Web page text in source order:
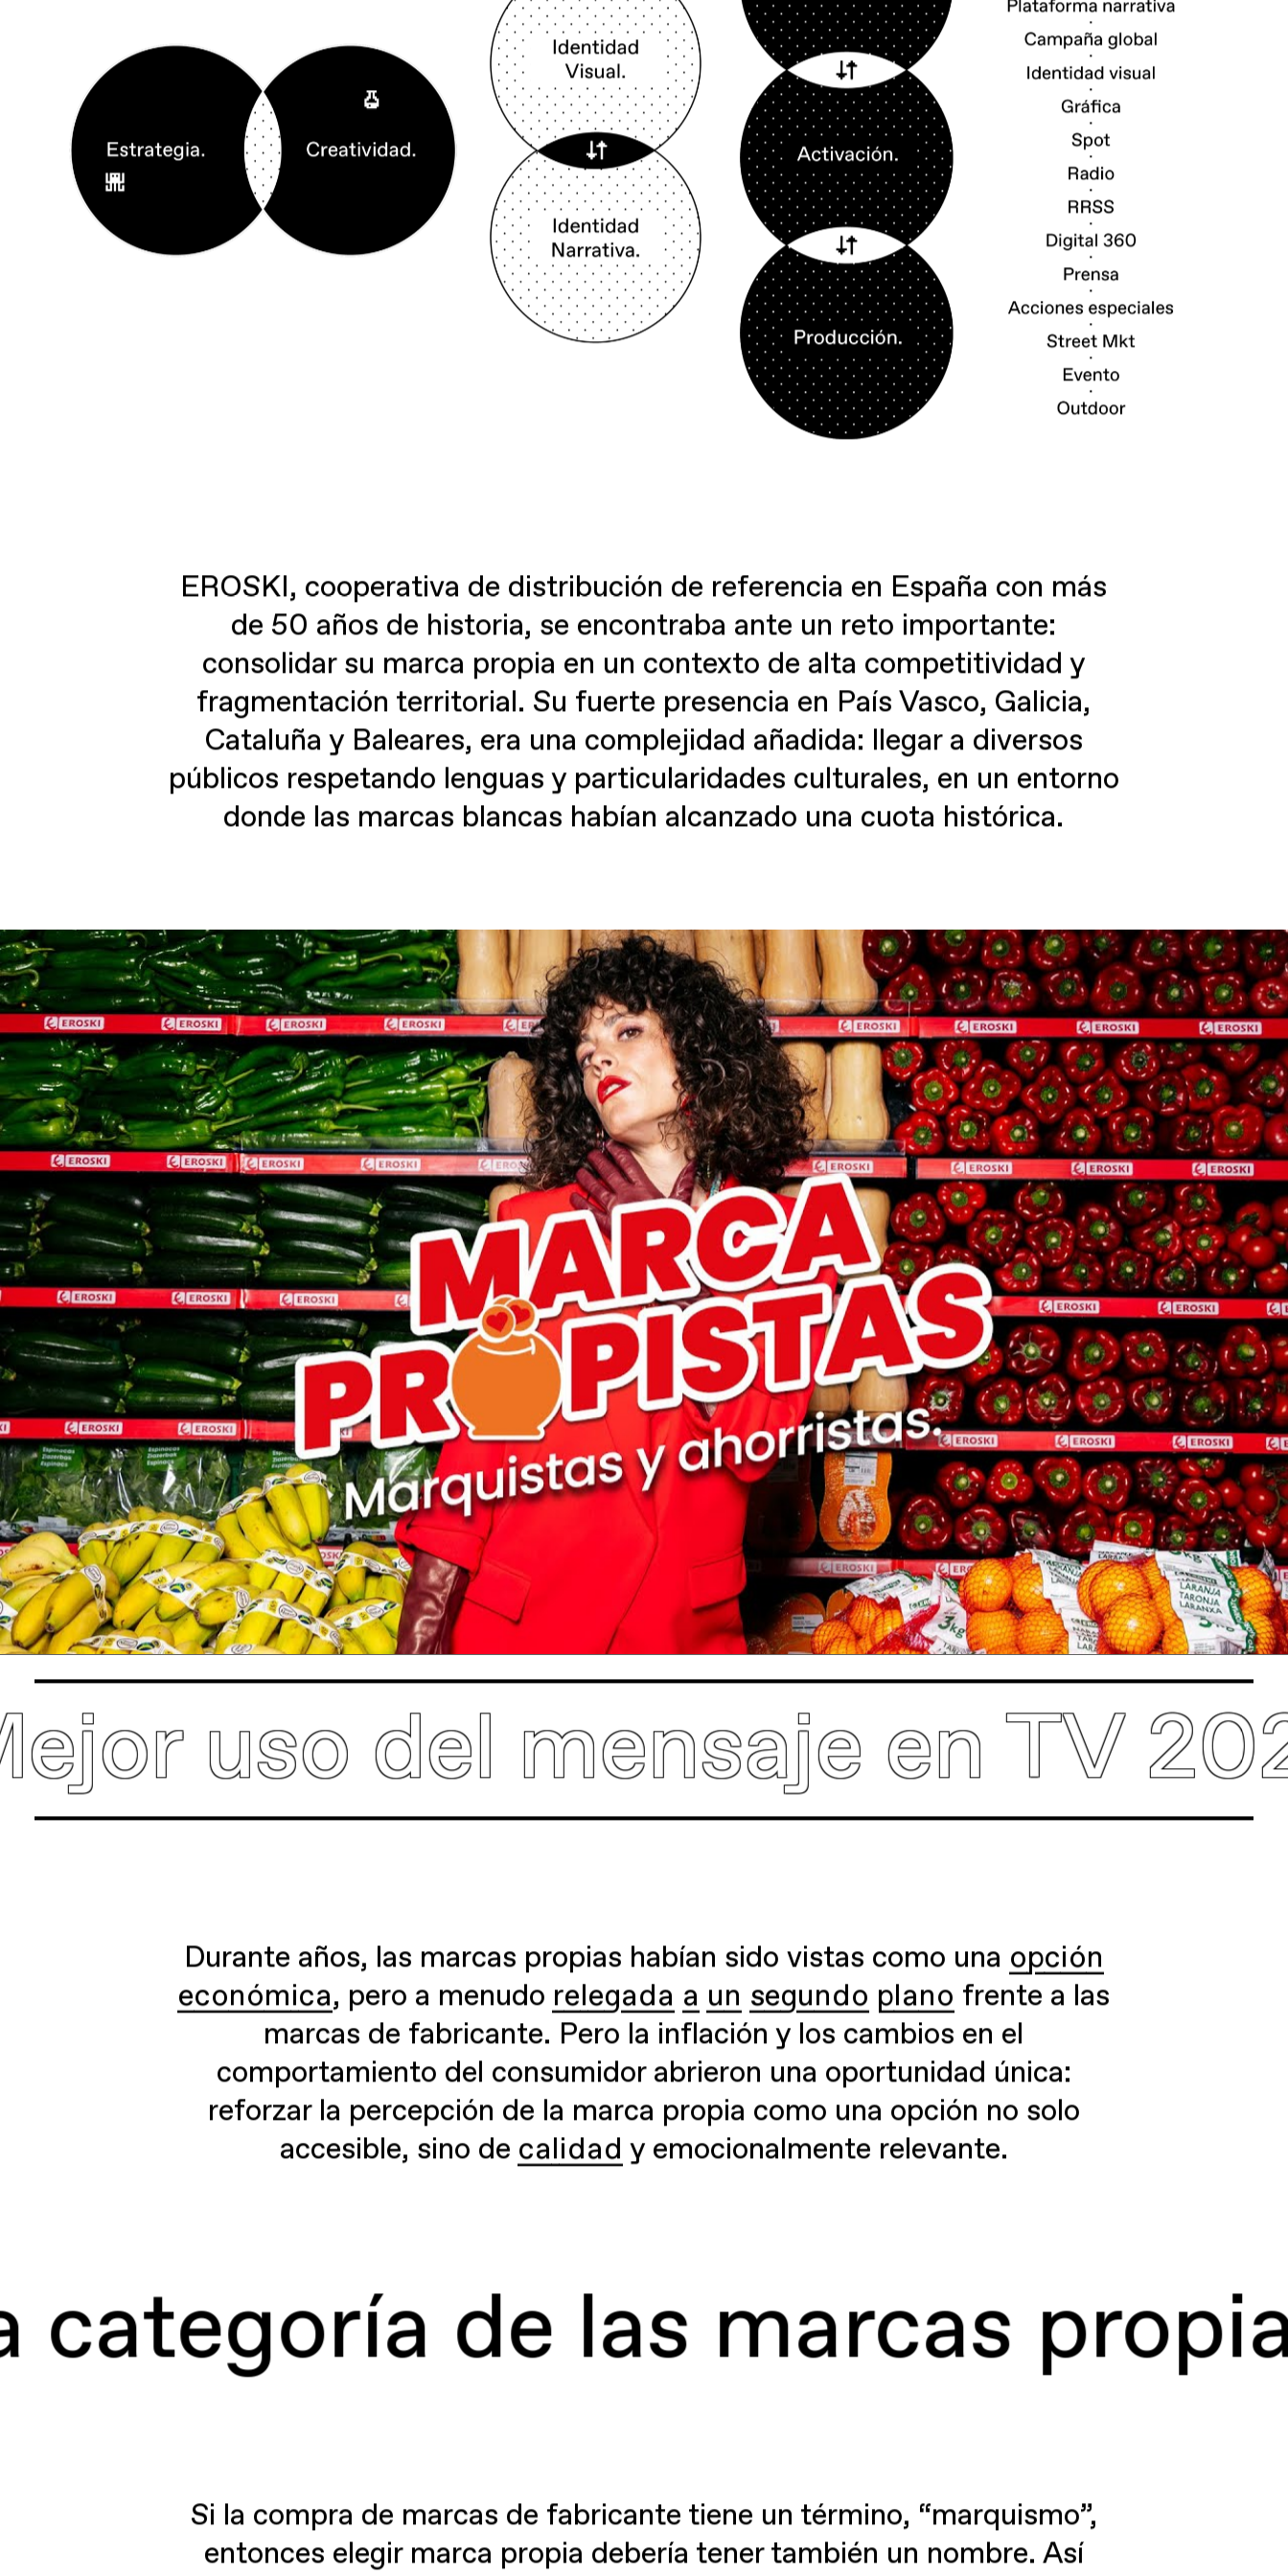
EROSKI, cooperativa de distribución de referencia en España con más
de 50 años de historia, se encontraba ante un reto importante:
consolidar su marca propia en un contexto de alta competitividad y
fragmentación territorial. Su fuerte presencia en País Vasco, Galicia,
Cataluña y Baleares, era una complejidad añadida: llegar a diversos
públicos respetando lenguas y particularidades culturales, en un entorno
donde las marcas blancas habían alcanzado una cuota histórica.
del mensaje en TV 2025.
Durante años, las marcas propias habían sido vistas como una opción
económica, pero a menudo relegada a un segundo plano frente a las
marcas de fabricante. Pero la inflación y los cambios en el
comportamiento del consumidor abrieron una oportunidad única:
reforzar la percepción de la marca propia como una opción no solo
accesible, sino de calidad y emocionalmente relevante.
de las marcas propias.
Si la compra de marcas de fabricante tiene un término, “marquismo”,
entonces elegir marca propia debería tener también un nombre. Así